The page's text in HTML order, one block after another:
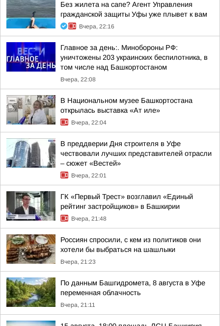
Без жилета на сапе? Агент Управления
гражданской защиты Уфы уже плывет к вам
Вчера, 22:16
Главное за день:. Минобороны РФ:
уничтожены 203 украинских беспилотника, в
том числе над Башкортостаном
Вчера, 22:08
В Национальном музее Башкортостана
открылась выставка «Ат иле»
Вчера, 22:04
В преддверии Дня строителя в Уфе
чествовали лучших представителей отрасли
– сюжет «Вестей»
Вчера, 22:01
ГК «Первый Трест» возглавил «Единый
рейтинг застройщиков» в Башкирии
Вчера, 21:48
Россиян спросили, с кем из политиков они
хотели бы выбраться на шашлыки
Вчера, 21:23
По данным Башгидромета, 8 августа в Уфе
переменная облачность
Вчера, 21:11